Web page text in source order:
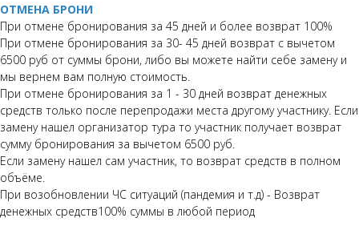
ОТМЕНА БРОНИ
При отмене бронирования за 45 дней и более возврат 100%
При отмене бронирования за 30- 45 дней возврат с вычетом
6500 руб от суммы брони, либо вы можете найти себе замену и
мы вернем вам полную стоимость.
При отмене бронирования за 1 - 30 дней возврат денежных
средств только после перепродажи места другому участнику. Если
замену нашел организатор тура то участник получает возврат
сумму бронирования за вычетом 6500 руб.
Если замену нашел сам участник, то возврат средств в полном
объёме.
При возобновлении ЧС ситуаций (пандемия и т.д) - Возврат
денежных средств100% суммы в любой период